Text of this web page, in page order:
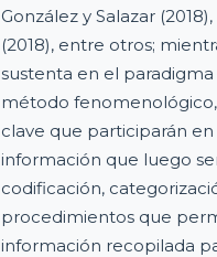
González y Salazar
(2018), entre otros;
sustenta en el
método
clave que participarán
información que luego
codificación,
procedimientos que
información recopilada